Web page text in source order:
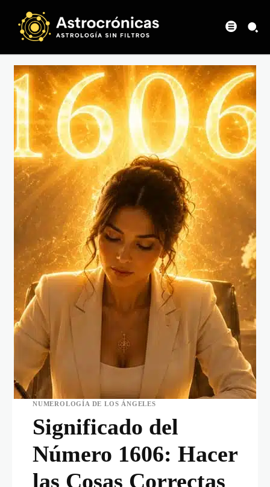
NUMEROLOGÍA DE LOS ÁNGELES
Significado del
Número 1606: Hacer
las Cosas Correctas